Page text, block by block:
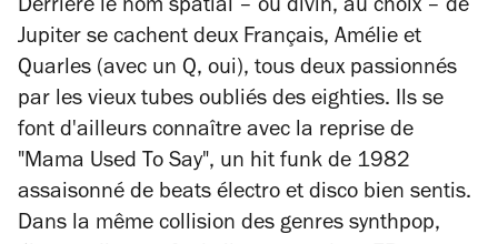
Derrière le nom spatial – ou divin, au choix – de
Jupiter se cachent deux Français, Amélie et
Quarles (avec un Q, oui), tous deux passionnés
par les vieux tubes oubliés des eighties. Ils se
font d'ailleurs connaître avec la reprise de
"Mama Used To Say", un hit funk de 1982
assaisonné de beats électro et disco bien sentis.
Dans la même collision des genres synthpop,